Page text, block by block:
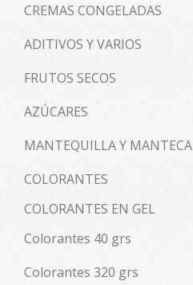
CREMAS CONGELADAS
ADITIVOS Y VARIOS
FRUTOS SECOS
AZÚCARES
MANTEQUILLA Y MANTECA
COLORANTES
COLORANTES EN GEL
Colorantes 40 grs
Colorantes 320 grs